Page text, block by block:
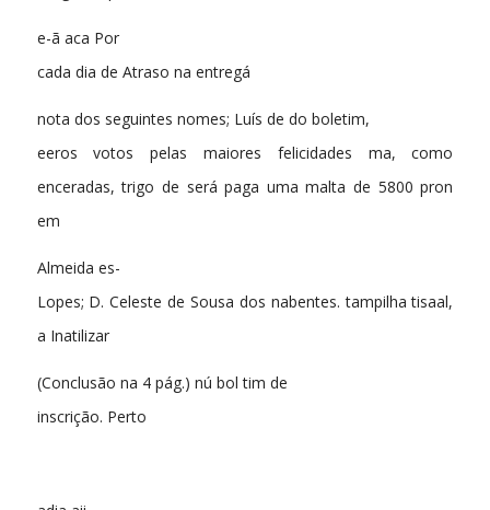
e-ã aca Por
cada dia de Atraso na entregá
nota dos seguintes nomes; Luís de do boletim,
eeros votos pelas maiores felicidades ma, como
enceradas, trigo de será paga uma malta de 5800 pron
em
Almeida es-
Lopes; D. Celeste de Sousa dos nabentes. tampilha tisaal,
a Inatilizar
(Conclusão na 4 pág.) nú bol tim de
inscrição. Perto